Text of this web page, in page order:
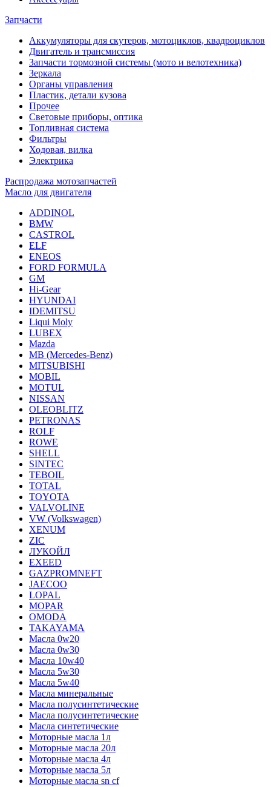
Запчасти
Аккумуляторы для скутеров, мотоциклов, квадроциклов
Двигатель и трансмиссия
Запчасти тормозной системы (мото и велотехника)
Зеркала
Органы управления
Пластик, детали кузова
Прочее
Световые приборы, оптика
Топливная система
Фильтры
Ходовая, вилка
Электрика
Распродажа мотозапчастей
Масло для двигателя
ADDINOL
BMW
CASTROL
ELF
ENEOS
FORD FORMULA
GM
Hi-Gear
HYUNDAI
IDEMITSU
Liqui Moly
LUBEX
Mazda
MB (Mercedes-Вenz)
MITSUBISHI
MOBIL
MOTUL
NISSAN
OLEOBLITZ
PETRONAS
ROLF
ROWE
SHELL
SINTEC
TEBOIL
TOTAL
TOYOTA
VALVOLINE
VW (Volkswagen)
XENUM
ZIC
ЛУКОЙЛ
EXEED
GAZPROMNEFT
JAECOO
LOPAL
MOPAR
OMODA
TAKAYAMA
Масла 0w20
Масла 0w30
Масла 10w40
Масла 5w30
Масла 5w40
Масла минеральные
Масла полусинтетические
Масла полусинтетические
Масла синтетические
Моторные масла 1л
Моторные масла 20л
Моторные масла 4л
Моторные масла 5л
Моторные масла sn cf